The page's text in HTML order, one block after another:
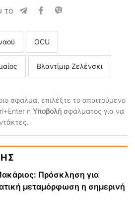
το
ΟCU
Βλαντίμιρ Ζελένσκι
σφάλμα, επιλέξτε το απαιτούμενο
ή Υποβολή σφάλματος για να
Πρόσκληση για
μεταμόρφωση η σημερινή